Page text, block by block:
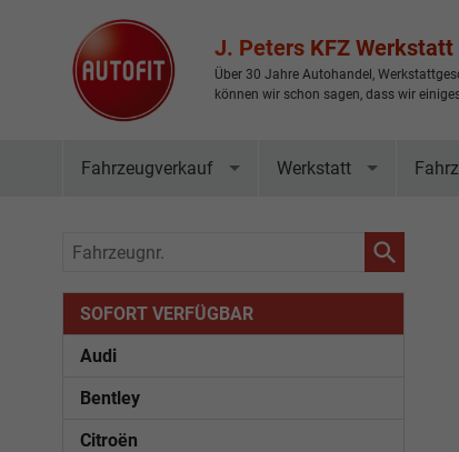
J. Peters KFZ Werkstatt
Über 30 Jahre Autohandel,
können wir schon sagen, dass wir
Fahrzeugverkauf Werkstatt
Fahrzeugnr.
SOFORT VERFÜGBAR
Audi
Bentley
Citroën